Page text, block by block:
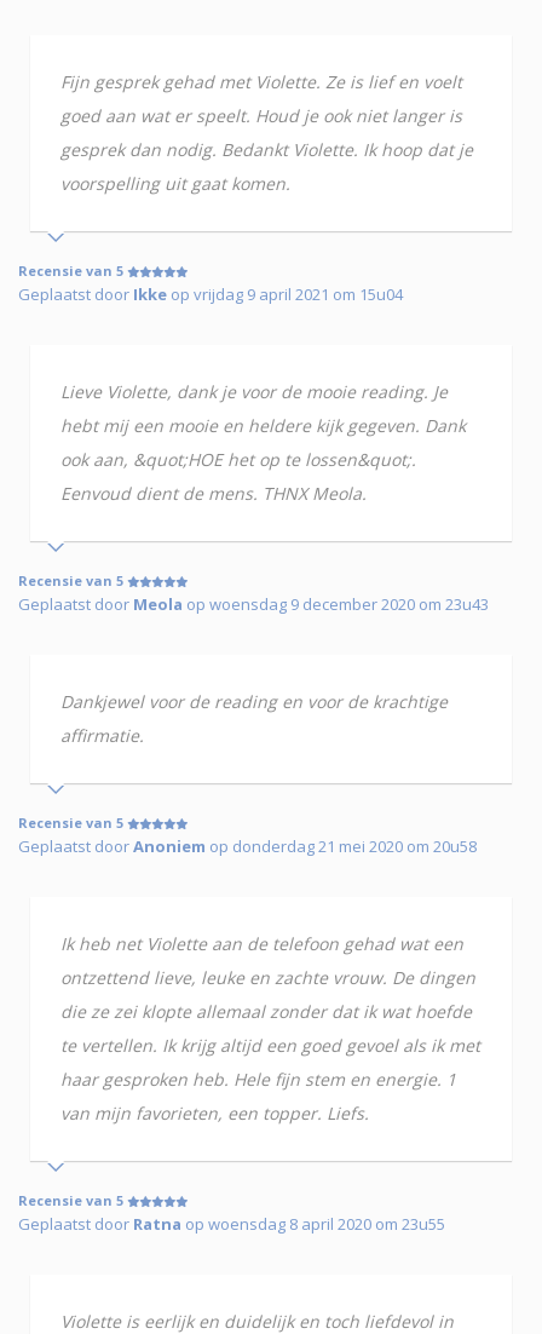
Fijn gesprek gehad met Violette. Ze is lief en voelt
goed aan wat er speelt. Houd je ook niet langer is
gesprek dan nodig. Bedankt Violette. Ik hoop dat je
voorspelling uit gaat komen.
Recensie van 5
Geplaatst door Ikke op vrijdag 9 april 2021 om 15u04
Lieve Violette, dank je voor de mooie reading. Je
hebt mij een mooie en heldere kijk gegeven. Dank
ook aan, &quot;HOE het op te lossen&quot;.
Eenvoud dient de mens. THNX Meola.
Recensie van 5
Geplaatst door Meola op woensdag 9 december 2020 om 23u43
Dankjewel voor de reading en voor de krachtige
affirmatie.
Recensie van 5
Geplaatst doorAnoniem op donderdag 21 mei 2020 om 20u58
Ik heb net Violette aan de telefoon gehad wat een
ontzettend lieve, leuke en zachte vrouw. De dingen
die ze zei klopte allemaal zonder dat ik wat hoefde
te vertellen. Ik krijg altijd een goed gevoel als ik met
haar gesproken heb. Hele fijn stem en energie. 1
van mijn favorieten, een topper. Liefs.
Recensie van 5
Geplaatst door Ratna op woensdag 8 april 2020 om 23u55
Violette is eerlijk en duidelijk en toch liefdevol in